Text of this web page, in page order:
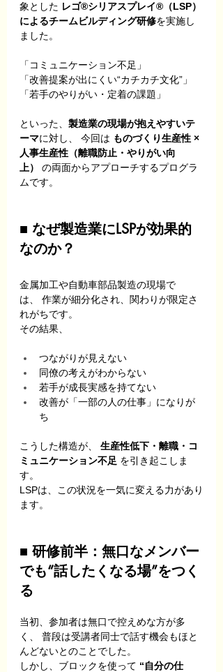
象とした レゴ®シリアスプレイ®（LSP）
によるチームビルディング研修を実施し
ました。
「コミュニケーション不足」
「改善提案が出にくい“カチカチ文化”」
「若手のやりがい・定着の課題」
といった、 製造業の現場が抱えやすいテ
ーマに対し、 今回は ものづくり生産性 ×
人事生産性（離職防止・やりがい向
上）
の両面からアプローチするプログラ
ムです。
■ なぜ製造業にLSPが効果的
なのか？
金属加工や自動車部品製造の現場で
は、 作業が細分化され、関わりが限定さ
れがちです。
その結果、
つながりが見えない
同僚の考えがわからない
若手が成長実感を持てない
改善が「一部の人の仕事」になりが
ち
こうした構造が、 生産性低下・離職・コ
ミュニケーション不足 を引き起こしま
す。
LSPは、この状況を一気に変える力があり
ます。
■ 研修前半：無口なメンバー
でも“話したくなる場”をつく
る
当初、参加者は無口で控えめな方が多
く、 普段は受講者同士で話す機会もほと
んどないとのことでした。
しかし、ブロックを使って “自分の仕